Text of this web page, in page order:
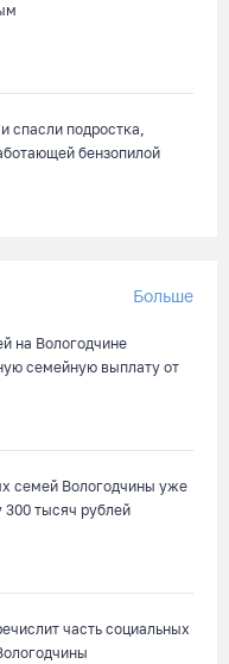
фонтан в
спасли подростка,
бензопилой
Больше
на Вологодчине
семейную выплату от
семей Вологодчины уже
300 тысяч рублей
часть социальных